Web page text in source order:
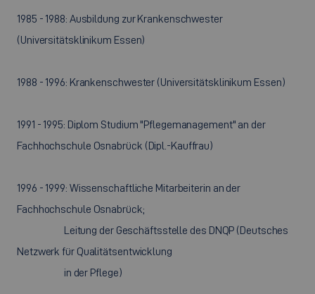
1985 - 1988: Ausbildung zur Krankenschwester
(Universitätsklinikum Essen)
1988 - 1996: Krankenschwester (Universitätsklinikum Essen)
1991 - 1995: Diplom Studium "Pflegemanagement" an der
Fachhochschule Osnabrück (Dipl.-Kauffrau)
1996 - 1999: Wissenschaftliche Mitarbeiterin an der
Fachhochschule Osnabrück;
Leitung der Geschäftsstelle des DNQP (Deutsches
Netzwerk für Qualitätsentwicklung
in der Pflege)